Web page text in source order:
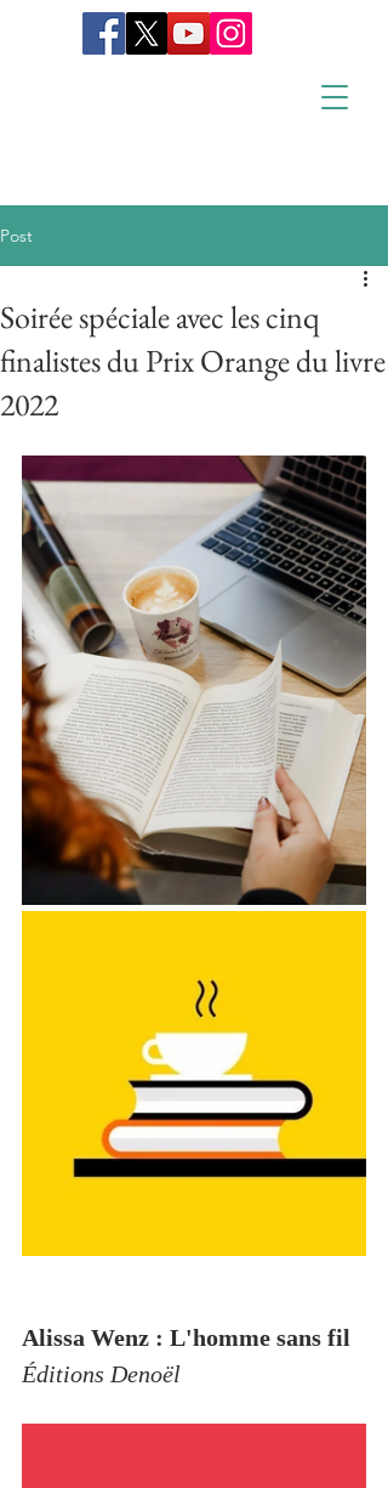
Post
Soirée spéciale avec les cinq
finalistes du Prix Orange du livre
2022
Alissa Wenz : L'homme sans fil
Éditions Denoël